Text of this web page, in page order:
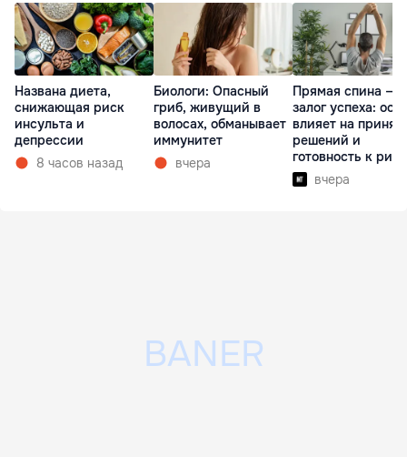
Названа диета,
снижающая риск
инсульта и
депрессии
8 часов назад
Биологи: Опасный
гриб, живущий в
волосах, обманывает
иммунитет
вчера
Прямая спина —
залог успеха:
влияет на
решений и
готовность к
вчера